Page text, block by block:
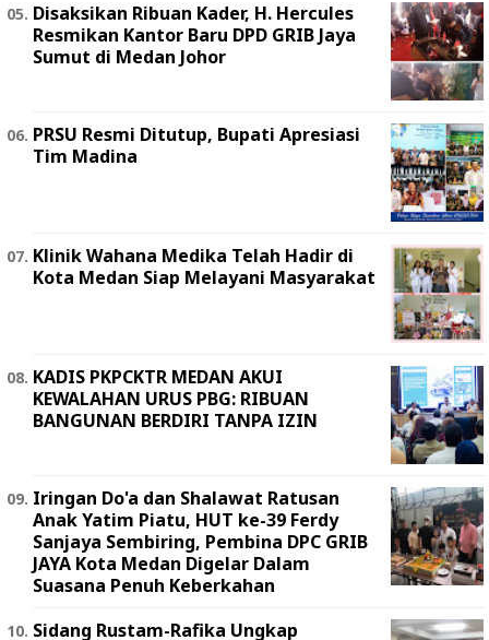
Disaksikan Ribuan Kader, H. Hercules
Resmikan Kantor Baru DPD GRIB Jaya
Sumut di Medan Johor
PRSU Resmi Ditutup, Bupati Apresiasi
Tim Madina
Klinik Wahana Medika Telah Hadir di
Kota Medan Siap Melayani Masyarakat
KADIS PKPCKTR MEDAN AKUI
KEWALAHAN URUS PBG: RIBUAN
BANGUNAN BERDIRI TANPA IZIN
Iringan Do'a dan Shalawat Ratusan
Anak Yatim Piatu, HUT ke-39 Ferdy
Sanjaya Sembiring, Pembina DPC GRIB
JAYA Kota Medan Digelar Dalam
Suasana Penuh Keberkahan
Sidang Rustam-Rafika Ungkap